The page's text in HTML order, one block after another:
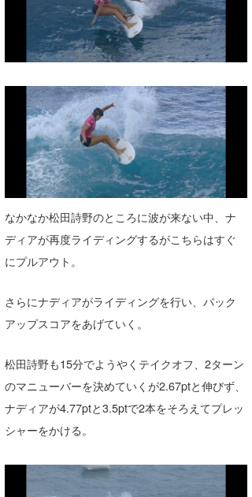
なかなか松田詩野のところに波が来ない中、ナ
ディアが再度ライディングするがこちらはすぐ
にプルアウト。
さらにナディアがライディングを行い、バック
アップスコアをあげていく。
松田詩野も15分でようやくテイクオフ、2ターン
のマニューバーを決めていくが2.67ptと伸びず、
ナディアが4.77ptと3.5ptで2本をそろえてプレッ
シャーをかける。
上條将美
唐澤予報士
ゴン
米山予報士
wanda
予報士 hiro.
banpaku
Mr.K
chappy
Romisea